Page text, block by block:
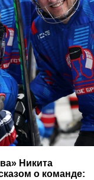
Никита
о команде: